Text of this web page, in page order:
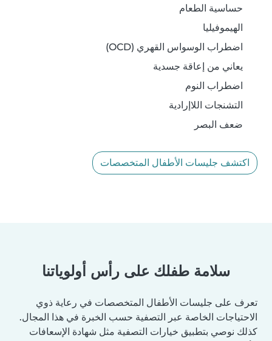
حساسية الطعام
الهيموفيليا
اضطراب الوسواس القهري (OCD)
يعاني من إعاقة جسدية
اضطراب النوم
التشنجات اللاإرادية
ضعف البصر
اكتشف جليسات الأطفال المتخصصات
سلامة طفلك على رأس أولوياتنا
تعرف على جليسات الأطفال المتخصصات في رعاية ذوي
الاحتياجات الخاصة عبر التصفية حسب الخبرة في هذا المجال.
كذلك نوصي بتطبيق خيارات التصفية مثل شهادة الإسعافات